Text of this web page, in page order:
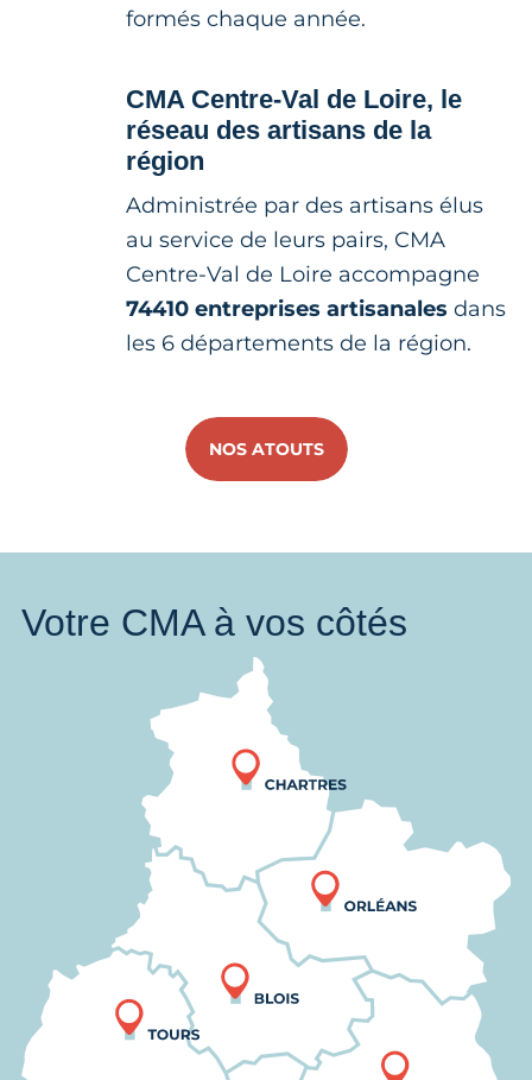
formés chaque année.
CMA Centre-Val de Loire, le
réseau des artisans de la
région
Administrée par des artisans élus
au service de leurs pairs, CMA
Centre-Val de Loire accompagne
74410 entreprises artisanales dans
les 6 départements de la région.
NOS ATOUTS
Votre CMA à vos côtés